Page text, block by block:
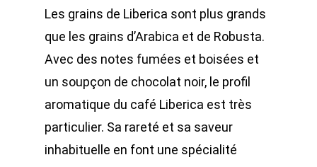
Les grains de Liberica sont plus grands
que les grains d’Arabica et de Robusta.
Avec des notes fumées et boisées et
un soupçon de chocolat noir, le profil
aromatique du café Liberica est très
particulier. Sa rareté et sa saveur
inhabituelle en font une spécialité